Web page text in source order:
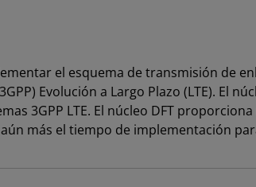
el esquema de transmisión de
Evolución a Largo Plazo (LTE). El
3GPP LTE. El núcleo DFT
más el tiempo de implementación